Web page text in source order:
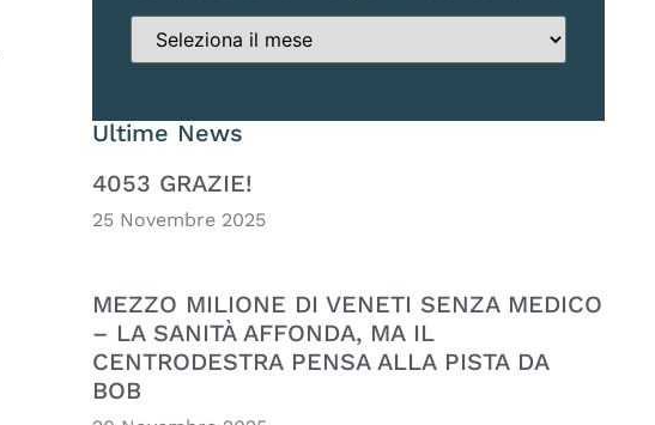
Ultime News
4053 GRAZIE!
25 Novembre 2025
MEZZO MILIONE DI VENETI SENZA MEDICO
– LA SANITÀ AFFONDA, MA IL
CENTRODESTRA PENSA ALLA PISTA DA
BOB